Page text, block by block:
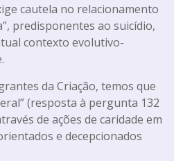
cautela no relacionamento
predisponentes ao suicídio,
contexto evolutivo-
da Criação, temos que
(resposta à pergunta 132
de ações de caridade em
e decepcionados